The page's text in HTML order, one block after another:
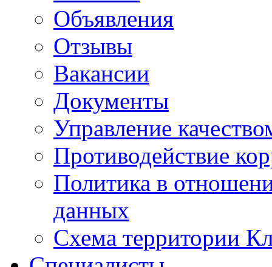
Объявления
Отзывы
Вакансии
Документы
Управление
Противодействие
Политика в
данных
Схема территории